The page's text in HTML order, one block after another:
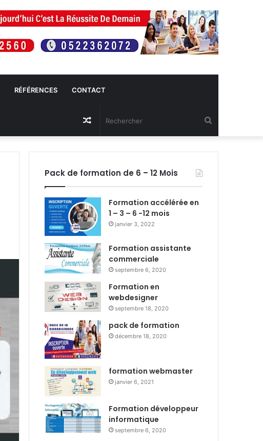
RÉFÉRENCES CONTACT
Article
Aléatoire
Pack de formation de 6 – 12 Mois
Formation accélérée en
1 – 3 – 6 -12 mois
janvier 3, 2022
Formation assistante
commerciale
septembre 6, 2020
Formation en
webdesigner
septembre 18, 2020
pack de formation
décembre 18, 2020
formation webmaster
janvier 6, 2021
Formation développeur
informatique
septembre 6, 2020